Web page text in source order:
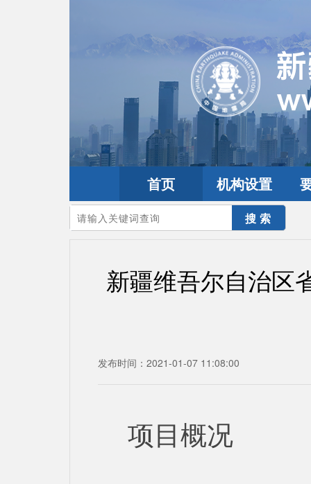
首页 机构设置
您的当前位置：首页>政务公开
新疆维吾尔自治区
发布时间：2021-01-07 11:08:00
项目概况